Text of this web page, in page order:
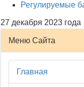
Регулируемые
27 декабря 2023 года
Меню Сайта
Главная